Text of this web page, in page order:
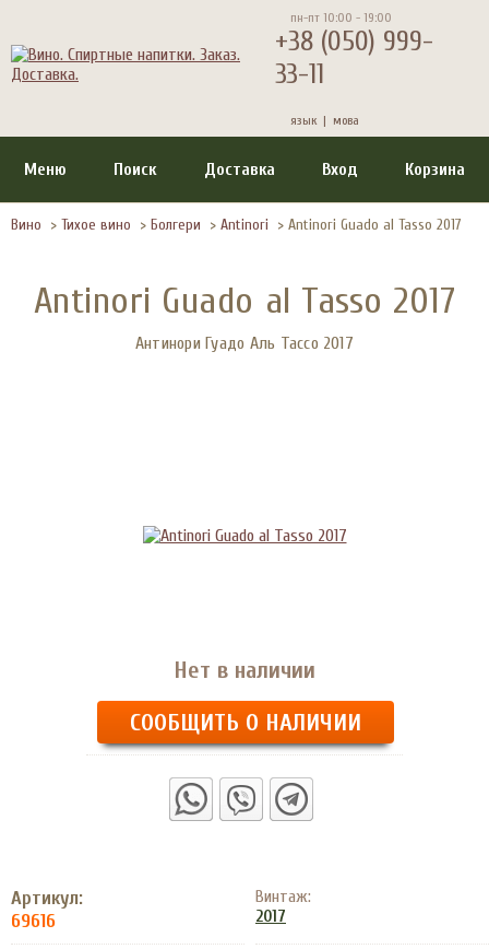
пн-пт 10:00 - 19:00
+38 (050) 999-
33-11
язык | мова
Меню Поиск Доставка Вход Корзина
Вино > Тихое вино > Болгери > Antinori > Antinori Guado al Tasso 2017
Antinori Guado al Tasso 2017
Антинори Гуадо Аль Тассо 2017
Нет в наличии
СООБЩИТЬ О НАЛИЧИИ
Артикул:
69616
Винтаж:
2017